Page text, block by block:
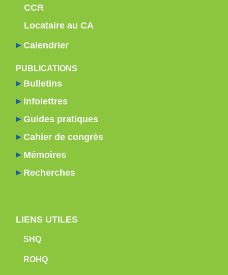
CCR
Locataire au CA
Calendrier
PUBLICATIONS
Bulletins
Infolettres
Guides pratiques
Cahier de congrès
Mémoires
Recherches
LIENS UTILES
SHQ
ROHQ